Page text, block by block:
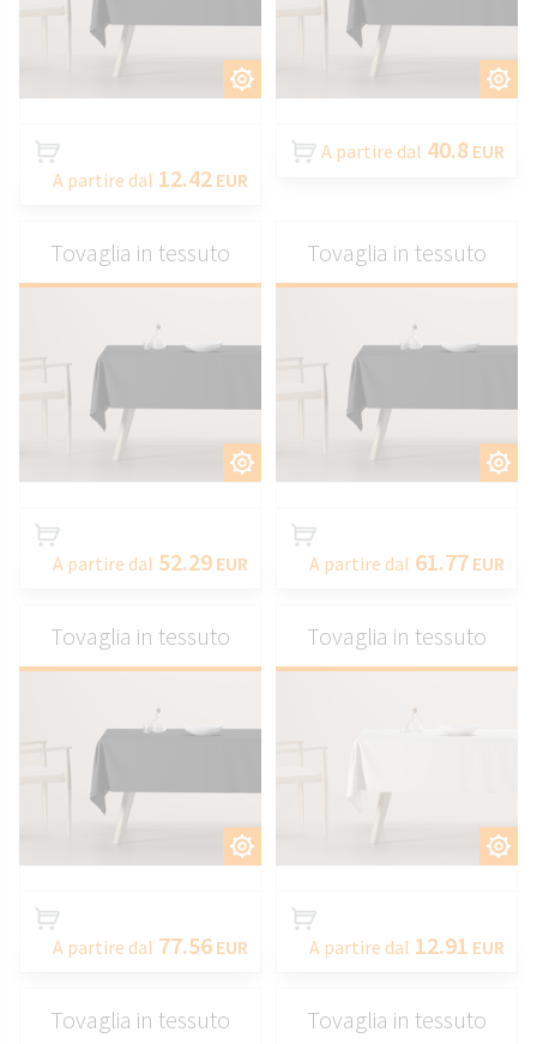
A partire dal 12.42 EUR
A partire dal 40.8 EUR
Tovaglia in tessuto
A partire dal 52.29 EUR
Tovaglia in tessuto
A partire dal 61.77 EUR
Tovaglia in tessuto
A partire dal 77.56 EUR
Tovaglia in tessuto
A partire dal 12.91 EUR
Tovaglia in tessuto Tovaglia in tessuto